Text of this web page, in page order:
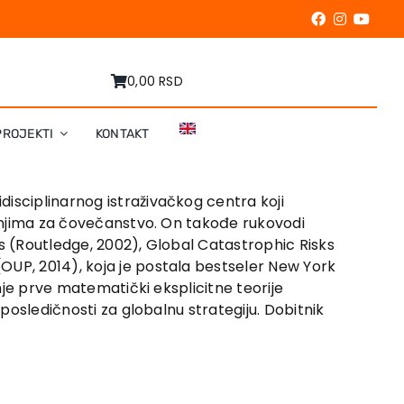
0,00 RSD
KONTAKT
istraživačkog centra koji
za čovečanstvo. On takođe rukovodi
2002), Global Catastrophic Risks
2014), koja je postala bestseler New York
prve matematički eksplicitne teorije
za globalnu strategiju. Dobitnik